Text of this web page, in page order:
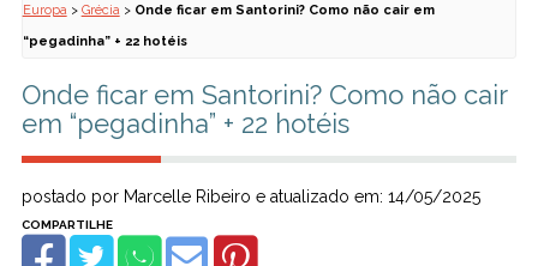
Europa> Grécia> Onde ficar em Santorini? Como não cair em
“pegadinha” + 22 hotéis
Onde ficar em Santorini? Como não cair
em “pegadinha” + 22 hotéis
postado por Marcelle Ribeiro e atualizado em: 14/05/2025